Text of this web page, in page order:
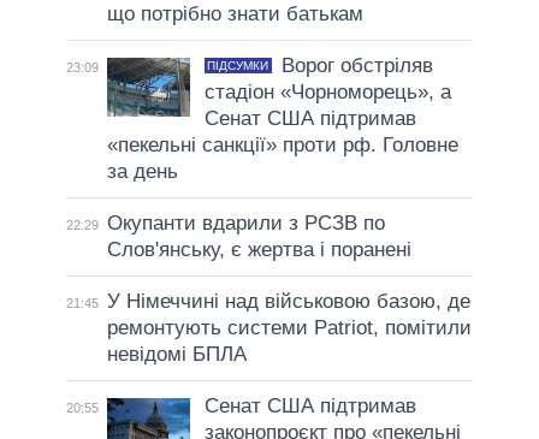
що потрібно знати батькам
23:09 ПІДСУМКИ
Ворог обстріляв
стадіон «Чорноморець», а
Сенат США підтримав
«пекельні санкції» проти рф. Головне
за день
22:29 Окупанти вдарили з РСЗВ по
Слов'янську, є жертва і поранені
21:45 У Німеччині над військовою базою, де
ремонтують системи Patriot, помітили
невідомі БПЛА
20:55
Сенат США підтримав
законопроєкт про «пекельні